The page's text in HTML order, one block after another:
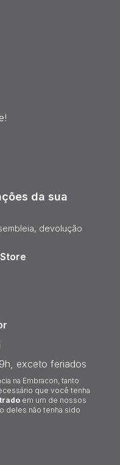
da sua
devolução
exceto feriados
na Embracon, tanto
que você tenha
em um de nossos
deles não tenha sido